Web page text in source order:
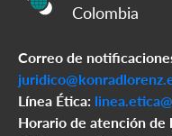
Colombia
Correo de
Línea Ética:
Horario de atención de